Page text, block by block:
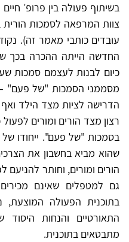
בשיתוף פעולה בין פרופ׳
צוות המרפאה לסמכות הורית
עובדים כותבי מאמר זה).
החדשה הייתה ההכרה בכך
כיום לבנות לעצמם סמכות
מסממני הסמכות "של פעם"
הדרישה לציות מצד הילד
רצון מצד הורים ומורים
בסמכות "של פעם". ייחודו
שהוא מביא בחשבון את
הורים ומורים, וחותר
גם למטפלים שאינם
בתוכנית הפעולה
התאורטיים והנחות
מתבטאים בתוכנית.